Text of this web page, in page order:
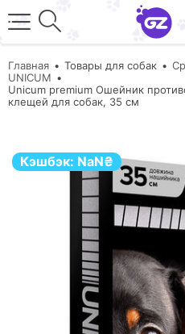
Главная Товары для собак
UNICUM
Unicum premium Ошейник
клещей для собак, 35 см
Кэшбэк: NaN₴